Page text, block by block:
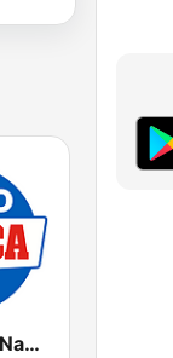
Radio Marca Nacional